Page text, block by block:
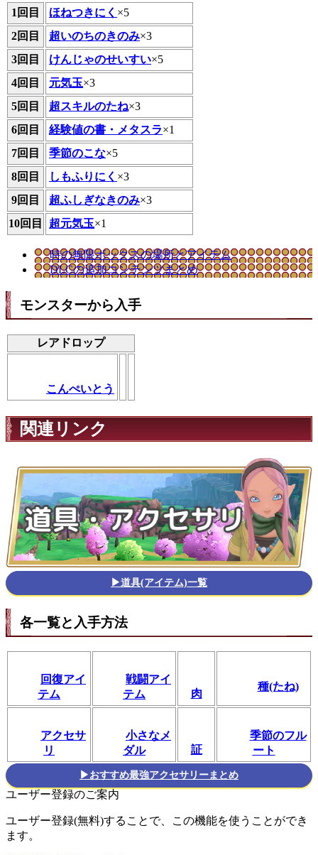
1回目 ほねつきにく ×5
2回目
超いのちのきのみ×3
3回目
けんじゃのせいすい×5
4回目
元気玉×3
5回目
超スキルのたね×3
6回目
経験値の書・メタスラ×1
7回目
季節のこな×5
8回目
しもふりにく ×3
9回目
超ふしぎなきのみ×3
10回目
超元気玉×1
時の無限ボックスの場所とアイテム
DLCの追加コンテンツまとめ
モンスターから入手
レアドロップ
こんぺいとう
関連リンク
▶道具(アイテム)一覧
各一覧と入手方法
回復アイ
テム
戦闘アイ
テム
肉
種(たね)
アクセサ
リ
小さなメ
ダル
証
季節のフル
ート
▶おすすめ最強アクセサリーまとめ
ユーザー登録のご案内
ユーザー登録(無料)することで、この機能を使うことができ
ます。